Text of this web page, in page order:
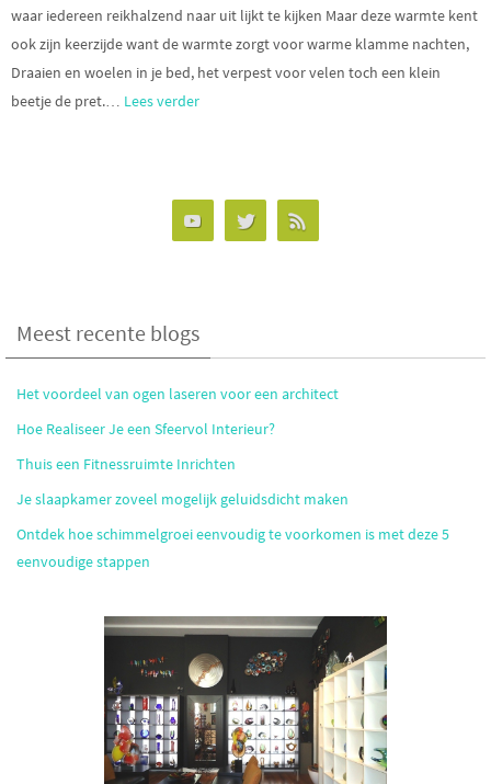
waar iedereen reikhalzend naar uit lijkt te kijken Maar deze warmte kent
ook zijn keerzijde want de warmte zorgt voor warme klamme nachten,
Draaien en woelen in je bed, het verpest voor velen toch een klein
beetje de pret.… Lees verder
Meest recente blogs
Het voordeel van ogen laseren voor een architect
Hoe Realiseer Je een Sfeervol Interieur?
Thuis een Fitnessruimte Inrichten
Je slaapkamer zoveel mogelijk geluidsdicht maken
Ontdek hoe schimmelgroei eenvoudig te voorkomen is met deze 5
eenvoudige stappen